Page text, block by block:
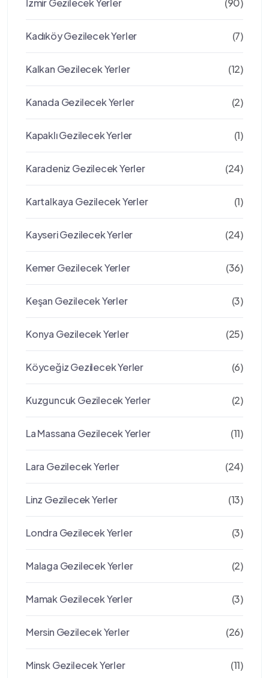
İzmir Gezilecek Yerler (90)
Kadıköy Gezilecek Yerler (7)
Kalkan Gezilecek Yerler (12)
Kanada Gezilecek Yerler (2)
Kapaklı Gezilecek Yerler (1)
Karadeniz Gezilecek Yerler (24)
Kartalkaya Gezilecek Yerler (1)
Kayseri Gezilecek Yerler (24)
Kemer Gezilecek Yerler (36)
Keşan Gezilecek Yerler (3)
Konya Gezilecek Yerler (25)
Köyceğiz Gezilecek Yerler (6)
Kuzguncuk Gezilecek Yerler (2)
La Massana Gezilecek Yerler (11)
Lara Gezilecek Yerler (24)
Linz Gezilecek Yerler (13)
Londra Gezilecek Yerler (3)
Malaga Gezilecek Yerler (2)
Mamak Gezilecek Yerler (3)
Mersin Gezilecek Yerler (26)
Minsk Gezilecek Yerler (11)